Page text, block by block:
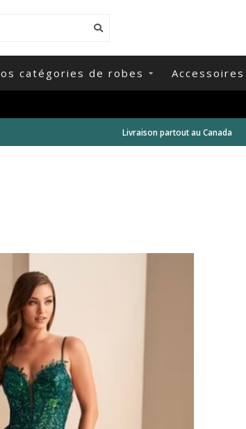
catégories de robes Accessoires
Livraison partout au Canada